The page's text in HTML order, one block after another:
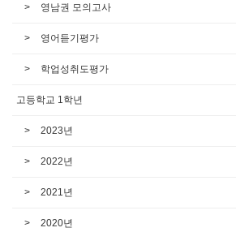
영남권 모의고사
영어듣기평가
학업성취도평가
고등학교 1학년
2023년
2022년
2021년
2020년